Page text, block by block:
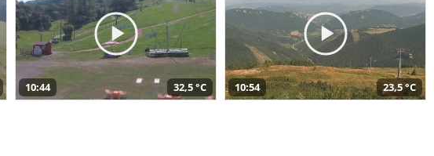
10:44 32,5 °C 10:54 23,5 °C